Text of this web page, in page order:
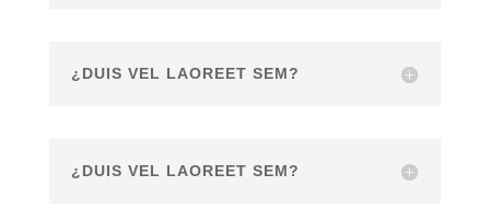
¿DUIS VEL LAOREET SEM?
¿DUIS VEL LAOREET SEM?